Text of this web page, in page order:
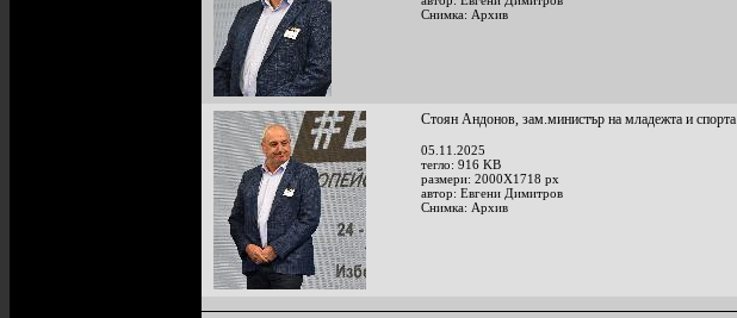
Снимка: Архив
Стоян Андонов, зам.министър на младежта и спорта
05.11.2025
тегло: 916 KB
размери: 2000X1718 px
автор: Евгени Димитров
Снимка: Архив